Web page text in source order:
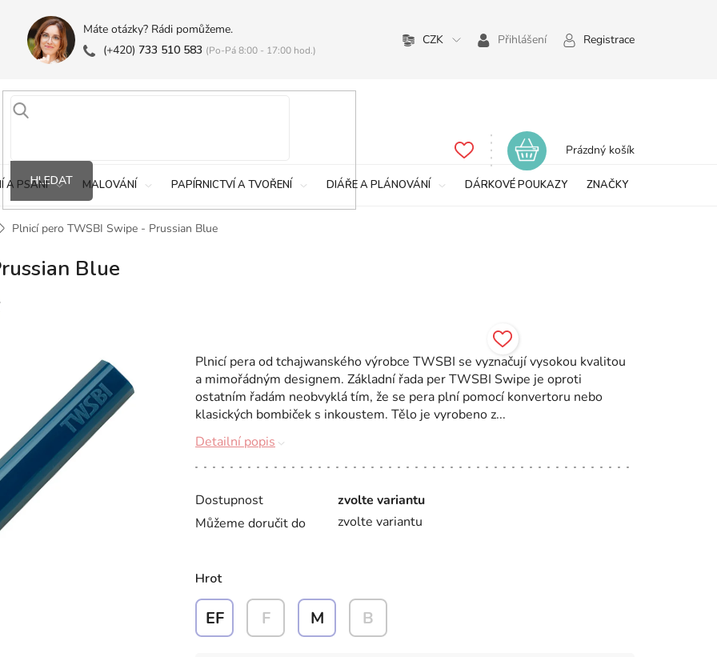
Máte otázky? Rádi pomůžeme.
(+420) 733 510 583 (Po-Pá 8:00 - 17:00 hod.)
CZK Přihlášení Registrace
HLEDAT
Nákupní
Prázdný košík
A PSANÍ MALOVÁNÍ PAPÍRNICTVÍ A TVOŘENÍ DIÁŘE A PLÁNOVÁNÍ DÁRKOVÉ POUKAZY ZNAČKY
Plnicí pero TWSBI Swipe - Prussian Blue
Blue
Dostupnost
zvolte variantu
Můžeme doručit do
zvolte variantu
Hrot
EF F M B
Plnicí pera od tchajwanského výrobce TWSBI se vyznačují vysokou kvalitou
a mimořádným designem. Základní řada per TWSBI Swipe je oproti
ostatním řadám neobvyklá tím, že se pera plní pomocí konvertoru nebo
klasických bombiček s inkoustem. Tělo je vyrobeno z...
Detailní popis